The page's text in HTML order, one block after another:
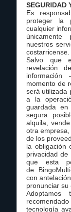
SEGURIDAD
Es
proteger la
cualquier
nuestros
costarricense.
Salvo que
revelación
momento de
será utilizada
a la
guardada
segura
alquila,
otra
de los
la obligación
privacidad
que esta
de
con
pronunciar su
tecnología